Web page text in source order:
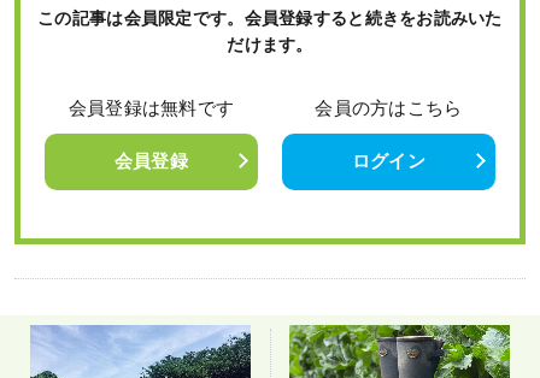
この記事は会員限定です。会員登録すると続きをお読みいた
だけます。
会員登録は無料です
会員登録
会員の方はこちら
ログイン